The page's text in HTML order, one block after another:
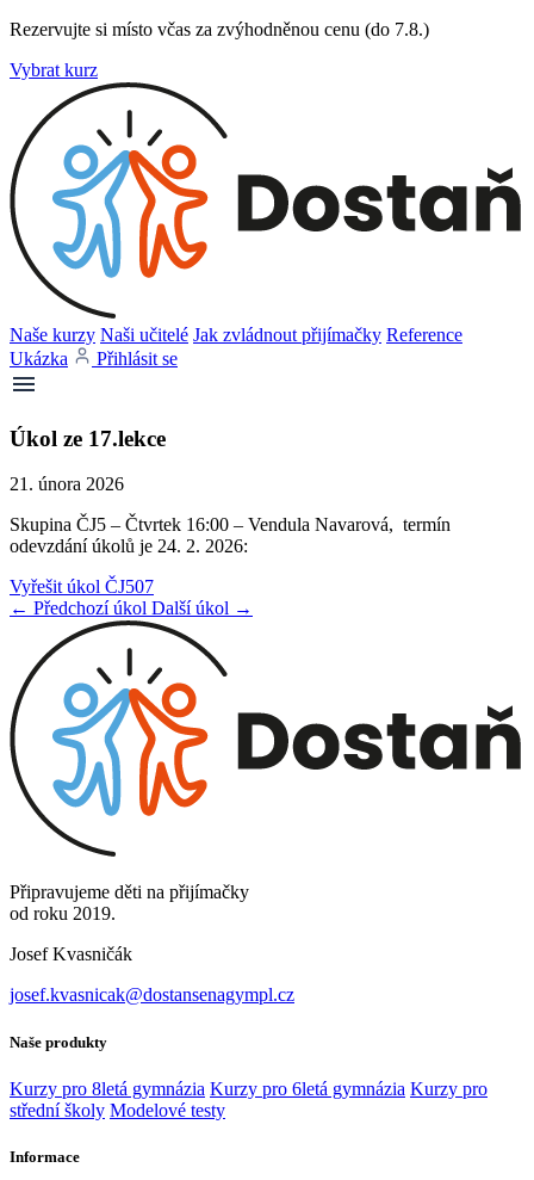
Rezervujte si místo včas za zvýhodněnou cenu (do 7.8.)
Vybrat kurz
Naše kurzy Naši učitelé Jak zvládnout přijímačky Reference
Ukázka
Přihlásit se
Úkol ze 17.lekce
21. února 2026
Skupina ČJ5 – Čtvrtek 16:00 – Vendula Navarová, termín
odevzdání úkolů je 24. 2. 2026:
Vyřešit úkol ČJ507
← Předchozí úkol Další úkol →
Připravujeme děti na přijímačky
od roku 2019.
Josef Kvasničák
josef.kvasnicak@dostansenagympl.cz
Naše produkty
Kurzy pro 8letá gymnázia Kurzy pro 6letá gymnázia Kurzy pro
střední školy Modelové testy
Informace